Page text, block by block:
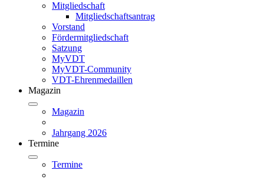
Mitgliedschaft
Mitgliedschaftsantrag
Vorstand
Fördermitgliedschaft
Satzung
MyVDT
MyVDT-Community
VDT-Ehrenmedaillen
Magazin
Magazin
Jahrgang 2026
Termine
Termine